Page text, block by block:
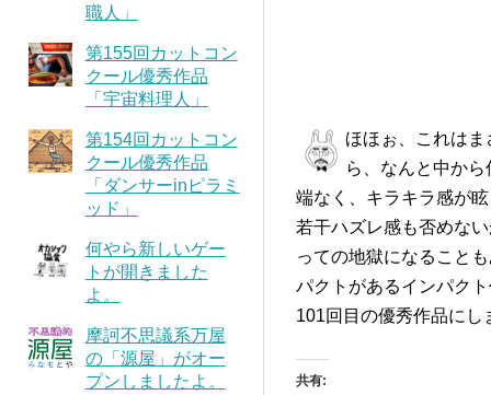
職人」
第155回カットコン
クール優秀作品
「宇宙料理人」
第154回カットコン
クール優秀作品
「ダンサーinピラミ
ッド」
何やら新しいゲー
トが開きました
よ。
摩訶不思議系万屋
の「源屋」がオー
プンしましたよ。
ほほぉ、これは
ら、なんと中か
端なく、キラキラ感が
若干ハズレ感も否めな
っての地獄になること
パクトがあるインパク
101回目の優秀作品にし
共有: